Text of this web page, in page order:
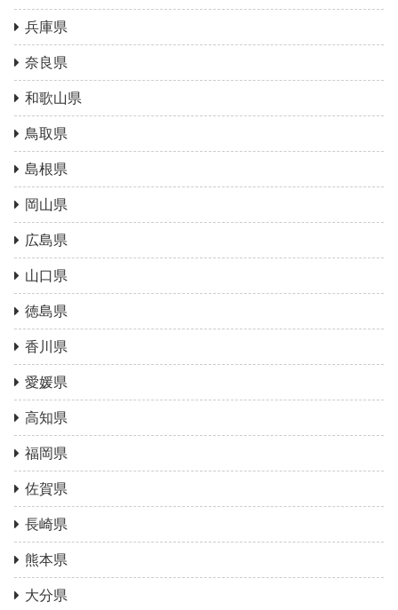
兵庫県
奈良県
和歌山県
鳥取県
島根県
岡山県
広島県
山口県
徳島県
香川県
愛媛県
高知県
福岡県
佐賀県
長崎県
熊本県
大分県